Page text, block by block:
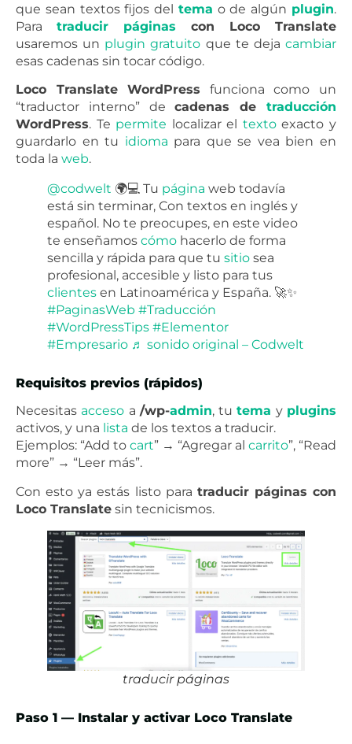
que sean textos fijos del tema o de algún plugin.
Para traducir páginas con Loco Translate
usaremos un plugin gratuito que te dejacambiar
esas cadenas sin tocar código.
Loco Translate WordPress funciona como un
“traductor interno” decadenas detraducción
WordPress. Te permite localizar el textoexacto y
guardarlo en tu idioma para que se vea bien en
toda la web.
@codwelt 🌍💻 Tu página web todavía
está sin terminar, Con textos en inglés y
español. No te preocupes, en este video
te enseñamos cómo hacerlo de forma
sencilla y rápida para que tu sitio sea
profesional, accesible y listo para tus
clientes en Latinoamérica y España. 🚀✨
#PaginasWeb #Traducción
#WordPressTips #Elementor
#Empresario ♬ sonido original – Codwelt
Requisitos previos (rápidos)
Necesitas acceso a /wp-admin, tutema y plugins
activos, y una lista de los textos a traducir.
Ejemplos: “Add to cart” → “Agregar al carrito”, “Read
more” → “Leer más”.
Con esto ya estás listo para traducir páginas con
Loco Translate sin tecnicismos.
traducir páginas
Paso 1 — Instalar y activar Loco Translate